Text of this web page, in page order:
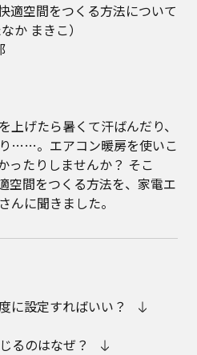
適空間をつくる方法について
か まきこ）
上げたら暑くて汗ばんだり、
……。エアコン暖房を使いこ
ったりしませんか？ そこ
空間をつくる方法を、家電エ
んに聞きました。
に設定すればいい？
るのはなぜ？